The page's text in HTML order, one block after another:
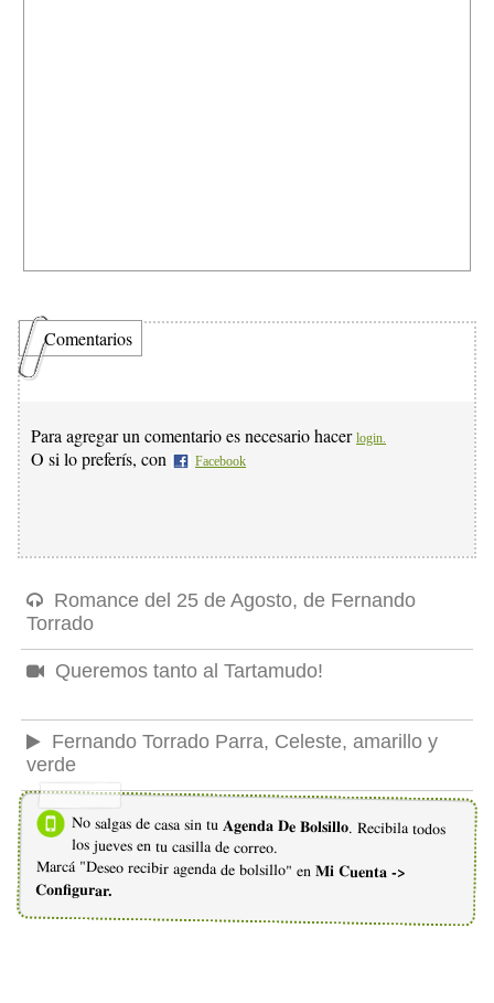
Comentarios
Para agregar un comentario es necesario hacer login.
O si lo preferís, con Facebook
Romance del 25 de Agosto, de Fernando
Torrado
Queremos tanto al Tartamudo!
Fernando Torrado Parra, Celeste, amarillo y
verde
No salgas de casa sin tu Agenda De Bolsillo. Recibila todos
los jueves en tu casilla de correo.
Marcá "Deseo recibir agenda de bolsillo" en Mi Cuenta ->
Configurar.